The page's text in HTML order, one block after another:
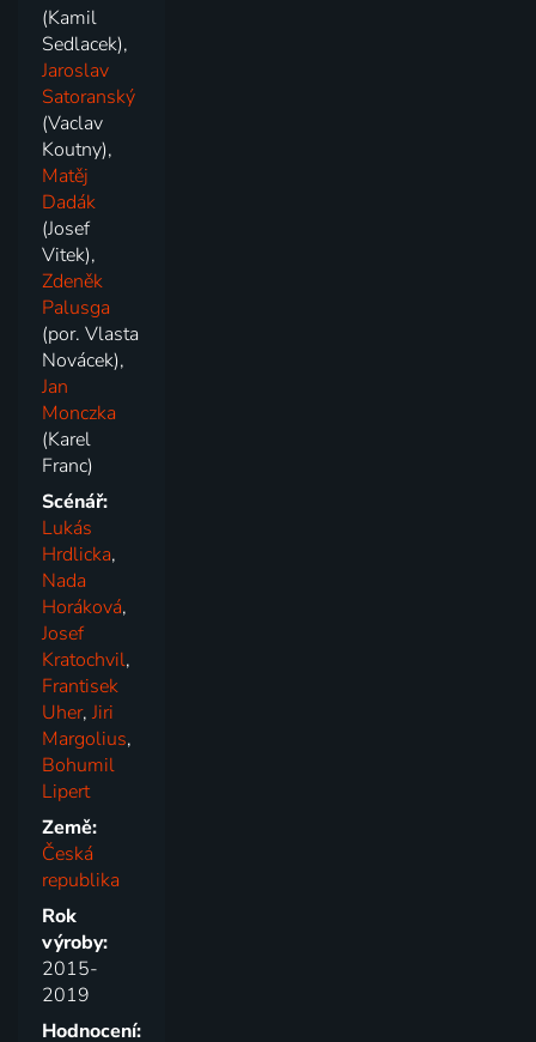
(Kamil
Sedlacek),
Jaroslav
Satoranský
(Vaclav
Koutny),
Matěj
Dadák
(Josef
Vitek),
Zdeněk
Palusga
(por. Vlasta
Novácek),
Jan
Monczka
(Karel
Franc)
Scénář:
Lukás
Hrdlicka,
Nada
Horáková,
Josef
Kratochvil,
Frantisek
Uher,Jiri
Margolius,
Bohumil
Lipert
Země:
Česká
republika
Rok
výroby:
2015-
2019
Hodnocení: